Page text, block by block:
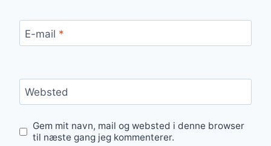
E-mail *
Websted
Gem mit navn, mail og websted i denne browser
til næste gang jeg kommenterer.